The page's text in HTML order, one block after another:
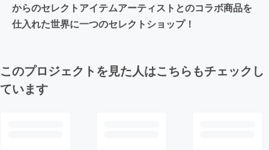
からのセレクトアイテムアーティストとのコラボ商品を
仕入れた世界に一つのセレクトショップ！
このプロジェクトを見た人はこちらもチェックし
ています